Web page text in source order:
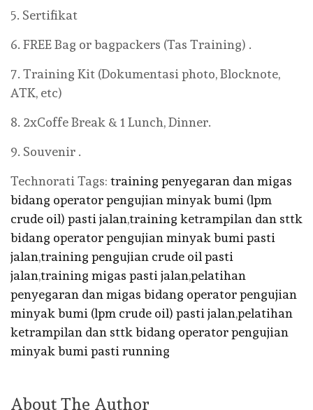
5. Sertifikat
6. FREE Bag or bagpackers (Tas Training) .
7. Training Kit (Dokumentasi photo, Blocknote,
ATK, etc)
8. 2xCoffe Break & 1 Lunch, Dinner.
9. Souvenir .
Technorati Tags: training penyegaran dan migas
bidang operator pengujian minyak bumi (lpm
crude oil) pasti jalan,training ketrampilan dan sttk
bidang operator pengujian minyak bumi pasti
jalan,training pengujian crude oil pasti
jalan,training migas pasti jalan,pelatihan
penyegaran dan migas bidang operator pengujian
minyak bumi (lpm crude oil) pasti jalan,pelatihan
ketrampilan dan sttk bidang operator pengujian
minyak bumi pasti running
About The Author